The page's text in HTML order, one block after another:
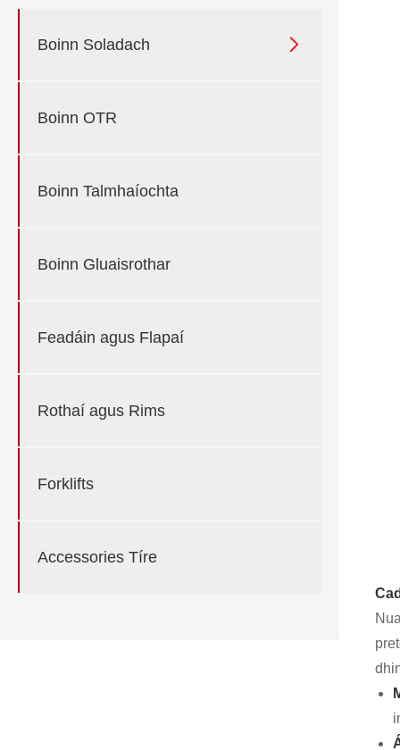
Boinn Soladach 
Boinn OTR
Boinn Talmhaíochta
Boinn Gluaisrothar
Feadáin agus Flapaí
Rothaí agus Rims
Forklifts
Accessories Tíre